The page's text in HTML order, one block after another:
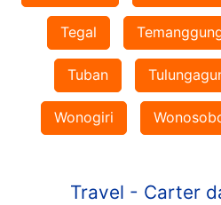
Tegal
Tuban
Wonogiri
Travel - Carter